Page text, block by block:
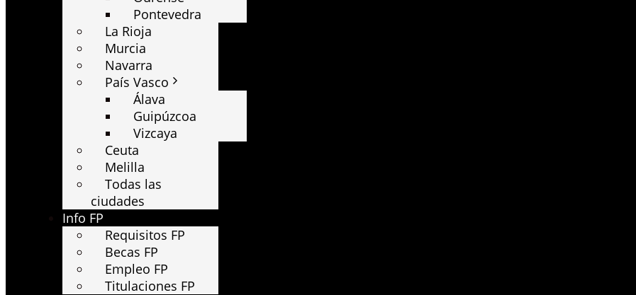
Pontevedra
La Rioja
Murcia
Navarra
País Vasco
Álava
Guipúzcoa
Vizcaya
Ceuta
Melilla
Todas las
ciudades
Info FP
Requisitos FP
Becas FP
Empleo FP
Titulaciones FP